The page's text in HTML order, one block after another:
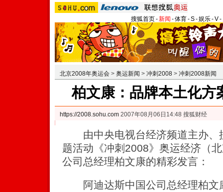
搜狐首页-新闻 -体育-S-娱乐-V-
北京2008年奥运会 > 奥运新闻 > 冲刺2008 > 冲刺2008新闻
柏文康：品牌本土化方
https://2008.sohu.com 2007年08月06日14:48 搜狐财经
由中央电视台经济频道主办、
题活动《冲刺2008》奥运经济（
公司总经理柏文康的精彩发言：
阿迪达斯中国公司总经理柏文